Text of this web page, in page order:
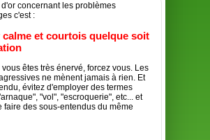
d'or concernant les problèmes
c'est :
calme et courtois quelque soit
vous êtes très énervé, forcez vous. Les
ne mènent jamais à rien. Et
évitez d'employer des termes
"vol", "escroquerie", etc... et
faire des sous-entendus du même